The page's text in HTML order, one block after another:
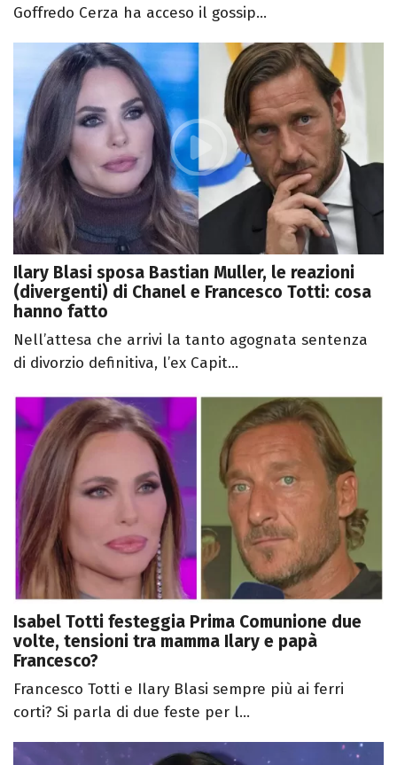
Goffredo Cerza ha acceso il gossip...
Ilary Blasi sposa Bastian Muller, le reazioni
(divergenti) di Chanel e Francesco Totti: cosa
hanno fatto
Nell’attesa che arrivi la tanto agognata sentenza
di divorzio definitiva, l’ex Capit...
Isabel Totti festeggia Prima Comunione due
volte, tensioni tra mamma Ilary e papà
Francesco?
Francesco Totti e Ilary Blasi sempre più ai ferri
corti? Si parla di due feste per l...